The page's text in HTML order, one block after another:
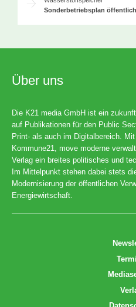
Sonderbetriebsplan
Über uns
Die K21 media GmbH ist ein
auf Publikationen für den Public
Print- als auch im Digitalbereich.
Kommune21, move moderne
Verlag ein breites politisches und
Im Mittelpunkt stehen dabei stets
Modernisierung der öffentlichen
Energiewirtschaft.